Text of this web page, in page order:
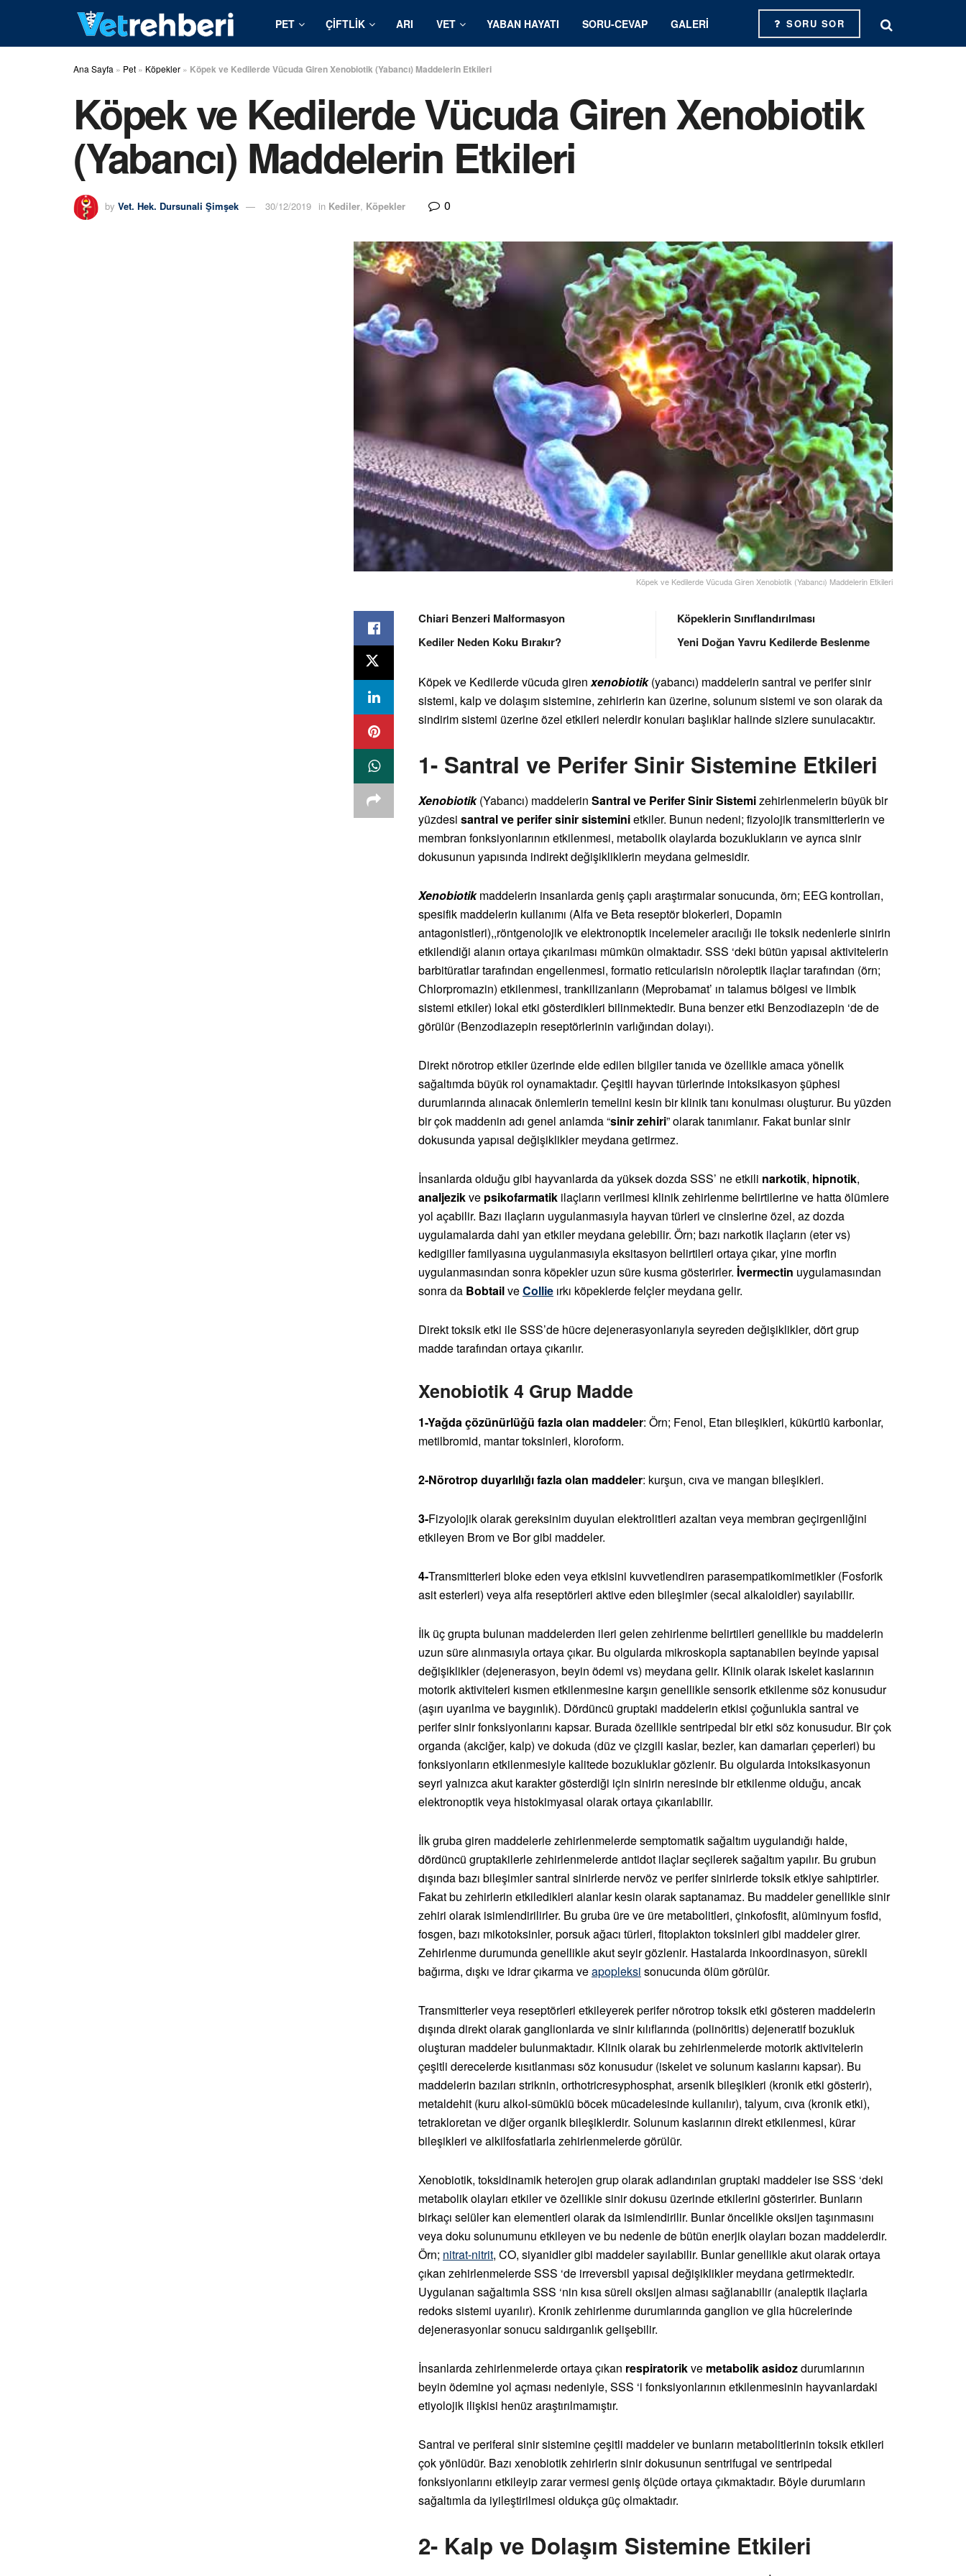
PET ÇIFTLIK ARI VET YABAN HAYATI SORU-CEVAP GALERI SORU SOR
Ana Sayfa » Pet » Köpekler » Köpek ve Kedilerde Vücuda Giren Xenobiotik (Yabancı) Maddelerin Etkileri
Köpek ve Kedilerde Vücuda Giren Xenobiotik
(Yabancı) Maddelerin Etkileri
by Vet. Hek. Dursunali Şimşek 30/12/2019 in Kediler, Köpekler 0
Köpek ve Kedilerde Vücuda Giren Xenobiotik (Yabancı) Maddelerin Etkileri
Chiari Benzeri Malformasyon
Kediler Neden Koku Bırakır?
Köpeklerin Sınıflandırılması
Yeni Doğan Yavru Kedilerde Beslenme
Köpek ve Kedilerde vücuda giren xenobiotik(yabancı) maddelerin santral ve perifer sinir
sistemi, kalp ve dolaşım sistemine, zehirlerin kan üzerine, solunum sistemi ve son olarak da
sindirim sistemi üzerine özel etkileri nelerdir konuları başlıklar halinde sizlere sunulacaktır.
1- Santral ve Perifer Sinir Sistemine Etkileri
Xenobiotik(Yabancı) maddelerin Santral ve Perifer Sinir Sistemizehirlenmelerin büyük bir
yüzdesi santral ve perifer sinir sisteminietkiler. Bunun nedeni; fizyolojik transmitterlerin ve
membran fonksiyonlarının etkilenmesi, metabolik olaylarda bozuklukların ve ayrıca sinir
dokusunun yapısında indirekt değişikliklerin meydana gelmesidir.
Xenobiotikmaddelerin insanlarda geniş çaplı araştırmalar sonucunda, örn; EEG kontrolları,
spesifik maddelerin kullanımı (Alfa ve Beta reseptör blokerleri, Dopamin
antagonistleri),,röntgenolojik ve elektronoptik incelemeler aracılığı ile toksik nedenlerle sinirin
etkilendiği alanın ortaya çıkarılması mümkün olmaktadır. SSS ‘deki bütün yapısal aktivitelerin
barbitüratlar tarafından engellenmesi, formatio reticularisin nöroleptik ilaçlar tarafından (örn;
Chlorpromazin) etkilenmesi, trankilizanların (Meprobamat’ ın talamus bölgesi ve limbik
sistemi etkiler) lokal etki gösterdikleri bilinmektedir. Buna benzer etki Benzodiazepin ‘de de
görülür (Benzodiazepin reseptörlerinin varlığından dolayı).
Direkt nörotrop etkiler üzerinde elde edilen bilgiler tanıda ve özellikle amaca yönelik
sağaltımda büyük rol oynamaktadır. Çeşitli hayvan türlerinde intoksikasyon şüphesi
durumlarında alınacak önlemlerin temelini kesin bir klinik tanı konulması oluşturur. Bu yüzden
bir çok maddenin adı genel anlamda “sinir zehiri” olarak tanımlanır. Fakat bunlar sinir
dokusunda yapısal değişiklikler meydana getirmez.
İnsanlarda olduğu gibi hayvanlarda da yüksek dozda SSS’ ne etkili narkotik, hipnotik,
analjezikve psikofarmatik ilaçların verilmesi klinik zehirlenme belirtilerine ve hatta ölümlere
yol açabilir. Bazı ilaçların uygulanmasıyla hayvan türleri ve cinslerine özel, az dozda
uygulamalarda dahi yan etkiler meydana gelebilir. Örn; bazı narkotik ilaçların (eter vs)
kedigiller familyasına uygulanmasıyla eksitasyon belirtileri ortaya çıkar, yine morfin
uygulanmasından sonra köpekler uzun süre kusma gösterirler. İvermectin uygulamasından
sonra da BobtailveCollie ırkı köpeklerde felçler meydana gelir.
Direkt toksik etki ile SSS’de hücre dejenerasyonlarıyla seyreden değişiklikler, dört grup
madde tarafından ortaya çıkarılır.
Xenobiotik 4 Grup Madde
1-Yağda çözünürlüğü fazla olan maddeler: Örn; Fenol, Etan bileşikleri, kükürtlü karbonlar,
metilbromid, mantar toksinleri, kloroform.
2-Nörotrop duyarlılığı fazla olan maddeler: kurşun, cıva ve mangan bileşikleri.
3-Fizyolojik olarak gereksinim duyulan elektrolitleri azaltan veya membran geçirgenliğini
etkileyen Brom ve Bor gibi maddeler.
4-Transmitterleri bloke eden veya etkisini kuvvetlendiren parasempatikomimetikler (Fosforik
asit esterleri) veya alfa reseptörleri aktive eden bileşimler (secal alkaloidler) sayılabilir.
İlk üç grupta bulunan maddelerden ileri gelen zehirlenme belirtileri genellikle bu maddelerin
uzun süre alınmasıyla ortaya çıkar. Bu olgularda mikroskopla saptanabilen beyinde yapısal
değişiklikler (dejenerasyon, beyin ödemi vs) meydana gelir. Klinik olarak iskelet kaslarının
motorik aktiviteleri kısmen etkilenmesine karşın genellikle sensorik etkilenme söz konusudur
(aşırı uyarılma ve baygınlık). Dördüncü gruptaki maddelerin etkisi çoğunlukla santral ve
perifer sinir fonksiyonlarını kapsar. Burada özellikle sentripedal bir etki söz konusudur. Bir çok
organda (akciğer, kalp) ve dokuda (düz ve çizgili kaslar, bezler, kan damarları çeperleri) bu
fonksiyonların etkilenmesiyle kalitede bozukluklar gözlenir. Bu olgularda intoksikasyonun
seyri yalnızca akut karakter gösterdiği için sinirin neresinde bir etkilenme olduğu, ancak
elektronoptik veya histokimyasal olarak ortaya çıkarılabilir.
İlk gruba giren maddelerle zehirlenmelerde semptomatik sağaltım uygulandığı halde,
dördüncü gruptakilerle zehirlenmelerde antidot ilaçlar seçilerek sağaltım yapılır. Bu grubun
dışında bazı bileşimler santral sinirlerde nervöz ve perifer sinirlerde toksik etkiye sahiptirler.
Fakat bu zehirlerin etkiledikleri alanlar kesin olarak saptanamaz. Bu maddeler genellikle sinir
zehiri olarak isimlendirilirler. Bu gruba üre ve üre metabolitleri, çinkofosfit, alüminyum fosfid,
fosgen, bazı mikotoksinler, porsuk ağacı türleri, fitoplakton toksinleri gibi maddeler girer.
Zehirlenme durumunda genellikle akut seyir gözlenir. Hastalarda inkoordinasyon, sürekli
bağırma, dışkı ve idrar çıkarma veapopleksi sonucunda ölüm görülür.
Transmitterler veya reseptörleri etkileyerek perifer nörotrop toksik etki gösteren maddelerin
dışında direkt olarak ganglionlarda ve sinir kılıflarında (polinöritis) dejeneratif bozukluk
oluşturan maddeler bulunmaktadır. Klinik olarak bu zehirlenmelerde motorik aktivitelerin
çeşitli dereceIerde kısıtlanması söz konusudur (iskelet ve solunum kaslarını kapsar). Bu
maddelerin bazıları striknin, orthotricresyphosphat, arsenik bileşikleri (kronik etki gösterir),
metaldehit (kuru alkoI-sümüklü böcek mücadelesinde kullanılır), talyum, cıva (kronik etki),
tetrakloretan ve diğer organik bileşiklerdir. Solunum kaslarının direkt etkilenmesi, kürar
bileşikleri ve alkilfosfatlarla zehirlenmelerde görülür.
Xenobiotik, toksidinamik heterojen grup olarak adlandırılan gruptaki maddeler ise SSS ‘deki
metabolik olayları etkiler ve özellikle sinir dokusu üzerinde etkilerini gösterirler. Bunların
birkaçı selüler kan elementleri olarak da isimlendirilir. Bunlar öncelikle oksijen taşınmasını
veya doku solunumunu etkileyen ve bu nedenle de bütün enerjik olayları bozan maddelerdir.
Örn; nitrat-nitrit, CO, siyanidler gibi maddeler sayılabilir. Bunlar genellikle akut olarak ortaya
çıkan zehirlenmelerde SSS ‘de irreversbil yapısal değişiklikler meydana getirmektedir.
Uygulanan sağaltımla SSS ‘nin kısa süreli oksijen alması sağlanabilir (analeptik ilaçlarla
redoks sistemi uyarılır). Kronik zehirlenme durumlarında ganglion ve glia hücrelerinde
dejenerasyonlar sonucu saldırganlık gelişebilir.
İnsanlarda zehirlenmelerde ortaya çıkan respiratorikve metabolik asidozdurumlarının
beyin ödemine yol açması nedeniyle, SSS ‘i fonksiyonlarının etkilenmesinin hayvanlardaki
etiyolojik ilişkisi henüz araştırılmamıştır.
Santral ve periferal sinir sistemine çeşitli maddeler ve bunların metabolitlerinin toksik etkileri
çok yönlüdür. Bazı xenobiotik zehirlerin sinir dokusunun sentrifugal ve sentripedal
fonksiyonlarını etkileyip zarar vermesi geniş ölçüde ortaya çıkmaktadır. Böyle durumların
sağaltımla da iyileştirilmesi oldukça güç olmaktadır.
2- Kalp ve Dolaşım Sistemine Etkileri